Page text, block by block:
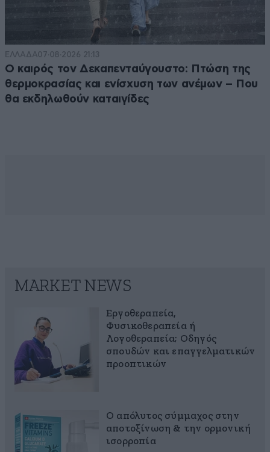
ΕΛΛΑΔΑ07·08·2026 21:13
Ο καιρός τον Δεκαπενταύγουστο: Πτώση της
θερμοκρασίας και ενίσχυση των ανέμων – Που
θα εκδηλωθούν καταιγίδες
MARKET NEWS
Εργοθεραπεία,
Φυσικοθεραπεία ή
Λογοθεραπεία; Οδηγός
σπουδών και επαγγελματικών
προοπτικών
Ο απόλυτος σύμμαχος στην
αποτοξίνωση & την ορμονική
ισορροπία